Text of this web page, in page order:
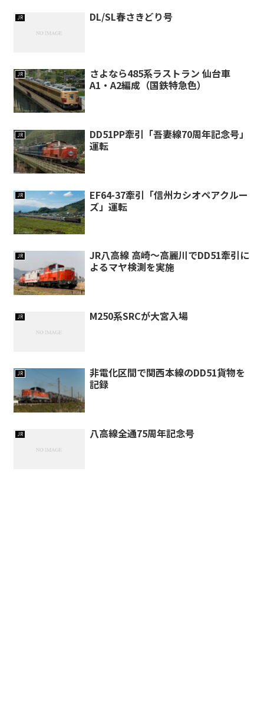
JR DL/SL春さきどり号
JR
さよなら485系ラストラン 仙台車
A1・A2編成（国鉄特急色）
JR
DD51PP牽引「吾妻線70周年記念号」
運転
JR
EF64-37牽引「信州カシオペアクルー
ズ」運転
JR
JR八高線 高崎～高麗川でDD51牽引に
よるマヤ検測を実施
JR M250系SRCが大宮入場
JR
非電化区間で関西本線のDD51貨物を
記録
JR 八高線全通75周年記念号